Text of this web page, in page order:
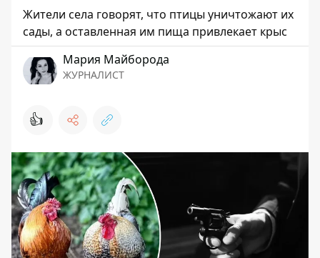
Жители села говорят, что птицы уничтожают их
сады, а оставленная им пища привлекает крыс
Мария Майборода
ЖУРНАЛИСТ
👍